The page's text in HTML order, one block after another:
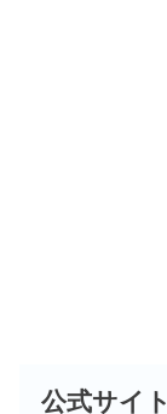
公式サイ